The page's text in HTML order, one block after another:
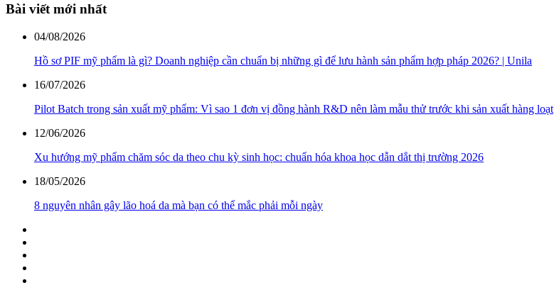
Bài viết mới nhất
04/08/2026
Hồ sơ PIF mỹ phẩm là gì? Doanh nghiệp cần chuẩn bị những gì để lưu hành sản phẩm hợp pháp 2026? | Unila
16/07/2026
Pilot Batch trong sản xuất mỹ phẩm: Vì sao 1 đơn vị đồng hành R&D nên làm mẫu thử trước khi sản xuất hàng loạt
12/06/2026
Xu hướng mỹ phẩm chăm sóc da theo chu kỳ sinh học: chuẩn hóa khoa học dẫn dắt thị trường 2026
18/05/2026
8 nguyên nhân gây lão hoá da mà bạn có thể mắc phải mỗi ngày